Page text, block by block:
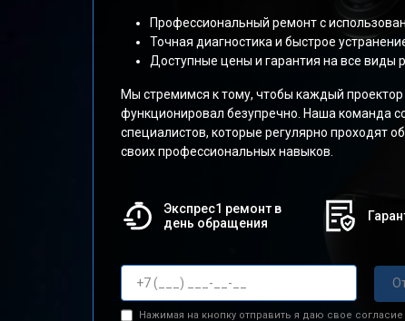
Профессиональный ремонт с
Точная диагностика и быстрое
Доступные цены и гарантия на все виды
Мы стремимся к тому, чтобы каждый проектор
функционировал безупречно. Наша команда
специалистов, которые регулярно проходят
своих профессиональных навыков.
Экспрес1 ремонт в
день обращения
Нажимая на кнопку отправить я даю свое согласие